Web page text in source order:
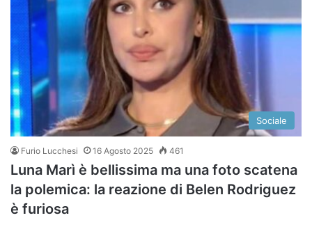
Sociale
Furio Lucchesi 16 Agosto 2025 461
Luna Marì è bellissima ma una foto scatena
la polemica: la reazione di Belen Rodriguez
è furiosa